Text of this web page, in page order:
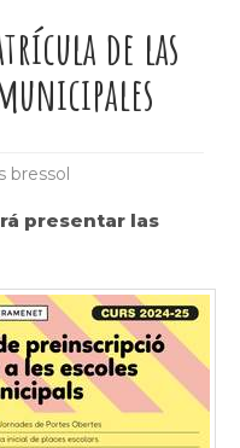
de las
bressol
presentar las